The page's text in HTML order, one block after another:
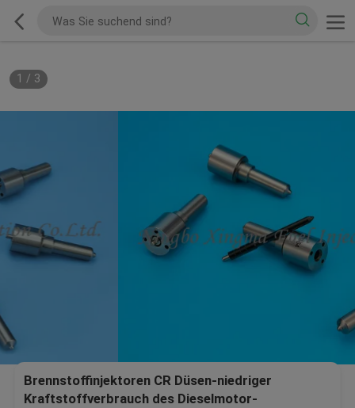
1 / 3
Brennstoffinjektoren CR Düsen-niedriger
Kraftstoffverbrauch des Dieselmotor-